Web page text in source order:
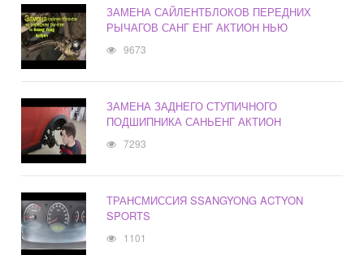
ЗАМЕНА САЙЛЕНТБЛОКОВ ПЕРЕДНИХ
РЫЧАГОВ САНГ ЕНГ АКТИОН НЬЮ
9673
ЗАМЕНА ЗАДНЕГО СТУПИЧНОГО
ПОДШИПНИКА САНЬЕНГ АКТИОН
7293
ТРАНСМИССИЯ SSANGYONG ACTYON
SPORTS
1101